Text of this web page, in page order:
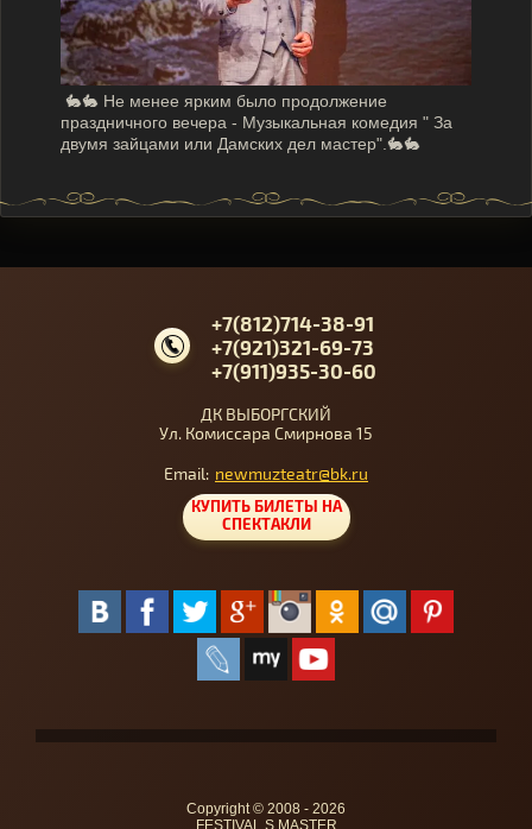
🐇🐇 Не менее ярким было продолжение
праздничного вечера - Музыкальная комедия " За
двумя зайцами или Дамских дел мастер".🐇🐇
+7(812)714-38-91
+7(921)321-69-73
+7(911)935-30-60
ДК ВЫБОРГСКИЙ
Ул. Комиссара Смирнова 15
Email: newmuzteatr@bk.ru
КУПИТЬ БИЛЕТЫ НА
СПЕКТАКЛИ
Copyright © 2008 - 2026
FESTIVAL,S MASTER